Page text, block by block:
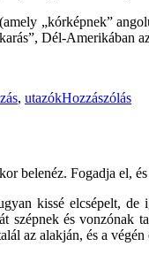
„kórképnek”
Dél-Amerikában
, utazókHozzászólás
belenéz. Fogadja el,
kissé elcsépelt,
szépnek és vonzónak
az alakján, és a